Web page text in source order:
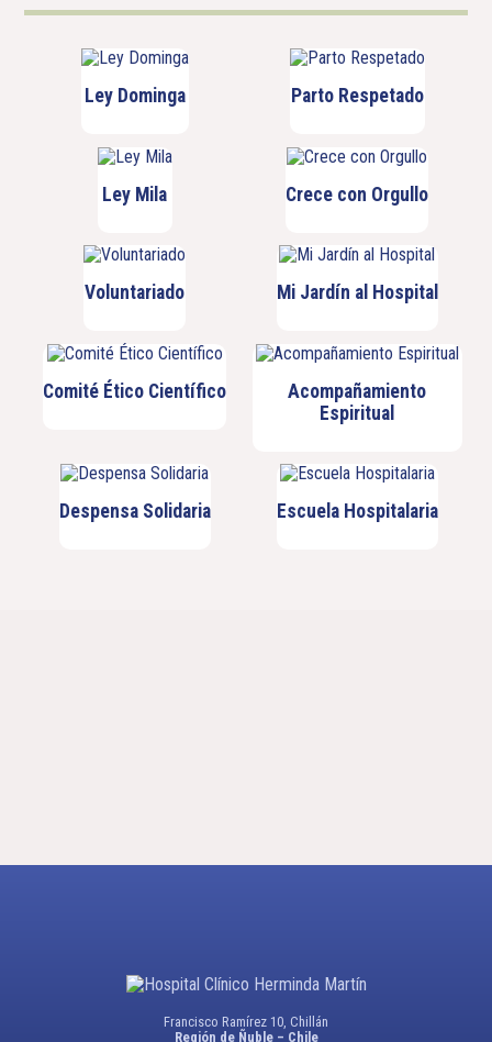
Ley Dominga Parto Respetado
Ley Mila Crece con Orgullo
Voluntariado Mi Jardín al Hospital
Comité Ético Científico
Acompañamiento
Espiritual
Despensa Solidaria Escuela Hospitalaria
Francisco Ramírez 10, Chillán
Región de Ñuble – Chile